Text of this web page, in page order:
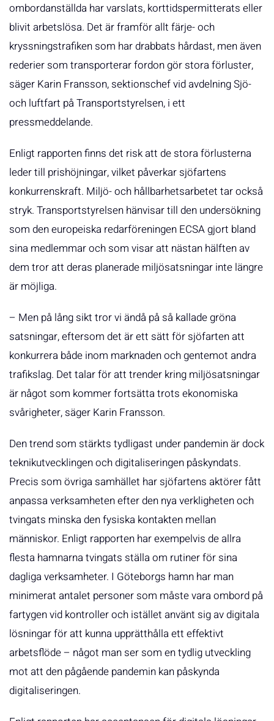
ombordanställda har varslats, korttidspermitterats eller
blivit arbetslösa. Det är framför allt färje- och
kryssningstrafiken som har drabbats hårdast, men även
rederier som transporterar fordon gör stora förluster,
säger Karin Fransson, sektionschef vid avdelning Sjö-
och luftfart på Transportstyrelsen, i ett
pressmeddelande.
Enligt rapporten finns det risk att de stora förlusterna
leder till prishöjningar, vilket påverkar sjöfartens
konkurrenskraft. Miljö- och hållbarhetsarbetet tar också
stryk. Transportstyrelsen hänvisar till den undersökning
som den europeiska redarföreningen ECSA gjort bland
sina medlemmar och som visar att nästan hälften av
dem tror att deras planerade miljösatsningar inte längre
är möjliga.
– Men på lång sikt tror vi ändå på så kallade gröna
satsningar, eftersom det är ett sätt för sjöfarten att
konkurrera både inom marknaden och gentemot andra
trafikslag. Det talar för att trender kring miljösatsningar
är något som kommer fortsätta trots ekonomiska
svårigheter, säger Karin Fransson.
Den trend som stärkts tydligast under pandemin är dock
teknikutvecklingen och digitaliseringen påskyndats.
Precis som övriga samhället har sjöfartens aktörer fått
anpassa verksamheten efter den nya verkligheten och
tvingats minska den fysiska kontakten mellan
människor. Enligt rapporten har exempelvis de allra
flesta hamnarna tvingats ställa om rutiner för sina
dagliga verksamheter. I Göteborgs hamn har man
minimerat antalet personer som måste vara ombord på
fartygen vid kontroller och istället använt sig av digitala
lösningar för att kunna upprätthålla ett effektivt
arbetsflöde – något man ser som en tydlig utveckling
mot att den pågående pandemin kan påskynda
digitaliseringen.